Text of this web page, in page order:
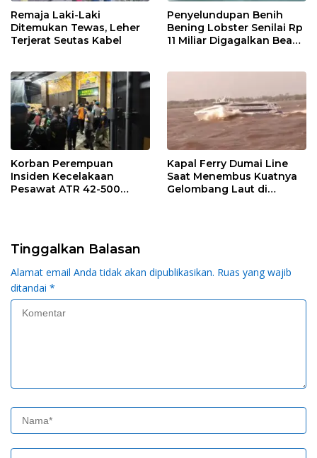
Remaja Laki-Laki
Ditemukan Tewas, Leher
Terjerat Seutas Kabel
Penyelundupan Benih
Bening Lobster Senilai Rp
11 Miliar Digagalkan Bea
Korban Perempuan
Insiden Kecelakaan
Pesawat ATR 42-500
Kapal Ferry Dumai Line
Saat Menembus Kuatnya
Gelombang Laut di
Tinggalkan Balasan
Alamat email Anda tidak akan dipublikasikan. Ruas yang wajib
ditandai *